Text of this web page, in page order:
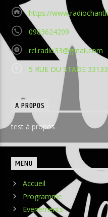
https://
0983624209
rcl.radio33@gmail.com
5 RUE DU STADE
A PROPOS
test à propos
MENU
Accueil
Programme
Evenements